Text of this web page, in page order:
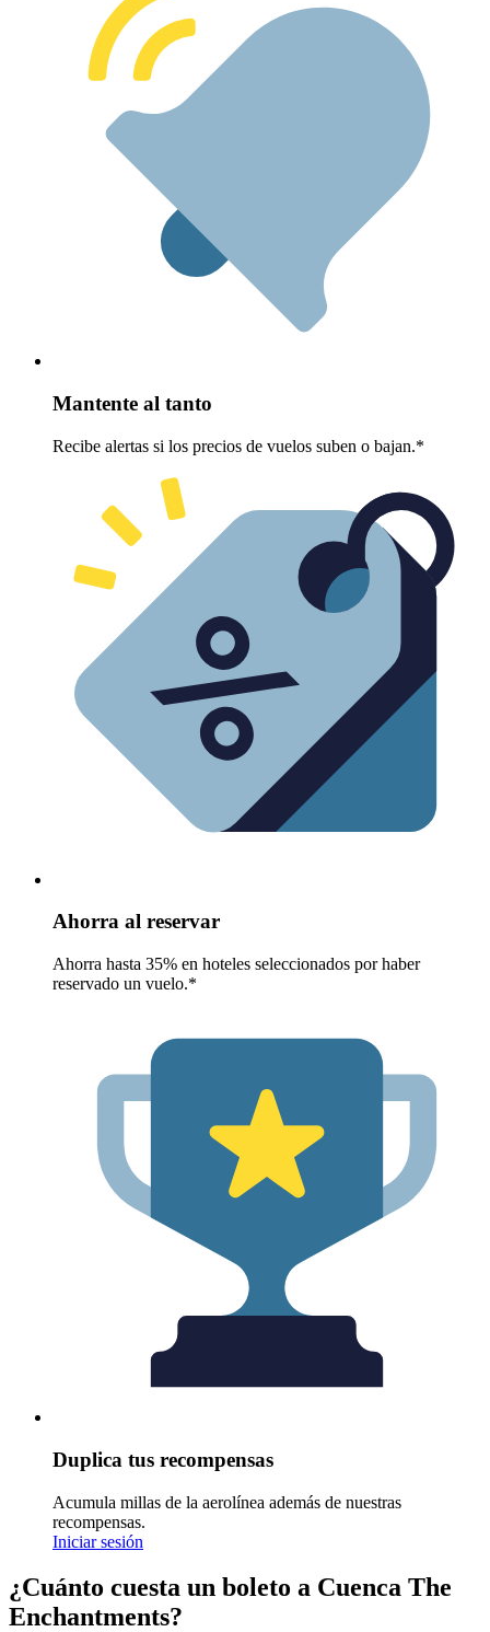
Mantente al tanto
Recibe alertas si los precios de vuelos suben o bajan.*
Ahorra al reservar
Ahorra hasta 35% en hoteles seleccionados por haber
reservado un vuelo.*
Duplica tus recompensas
Acumula millas de la aerolínea además de nuestras
recompensas.
Iniciar sesión
¿Cuánto cuesta un boleto a Cuenca The
Enchantments?